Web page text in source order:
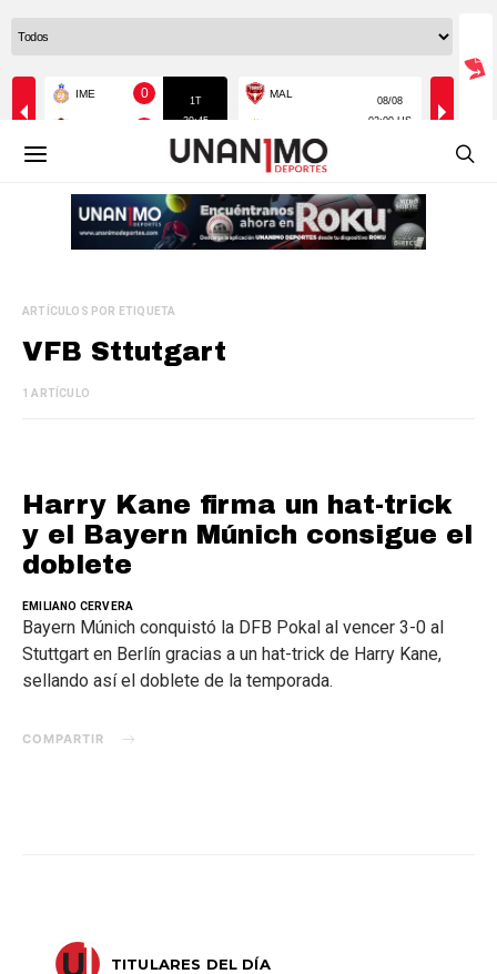
ARTÍCULOS POR ETIQUETA
VFB Sttutgart
1 ARTÍCULO
Harry Kane firma un hat-trick
y el Bayern Múnich consigue el
doblete
EMILIANO CERVERA
Bayern Múnich conquistó la DFB Pokal al vencer 3-0 al
Stuttgart en Berlín gracias a un hat-trick de Harry Kane,
sellando así el doblete de la temporada.
COMPARTIR
TITULARES DEL DÍA